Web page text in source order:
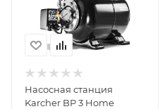
Насосная станция
Karcher BP 3 Home